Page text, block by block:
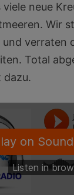
viele neue
Wir
verraten
Total
dazu.